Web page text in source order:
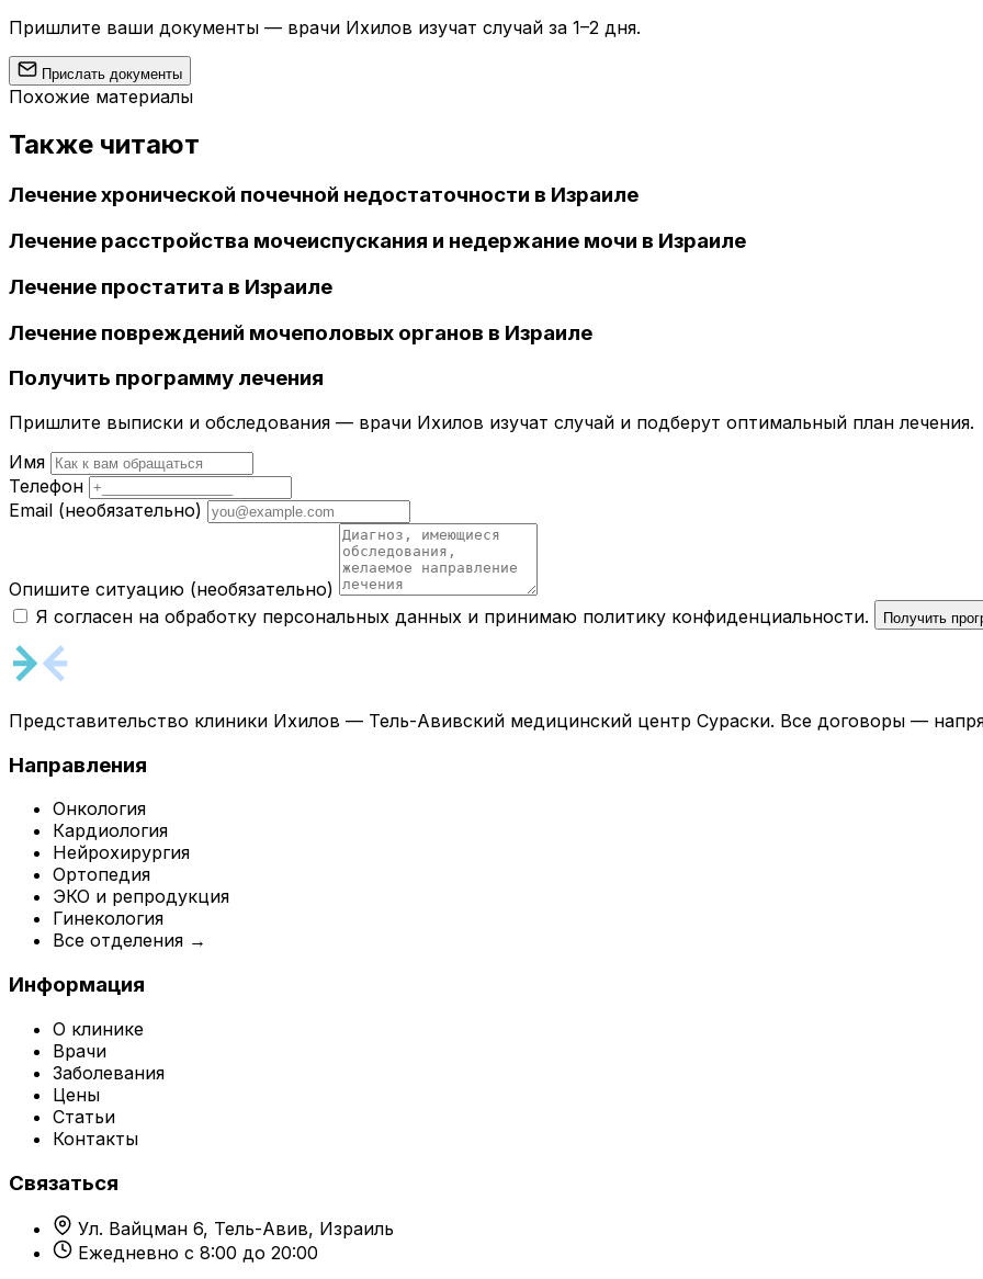
Пришлите ваши документы — врачи Ихилов изучат случай за 1–2 дня.
Прислать документы
Похожие материалы
Также читают
Лечение хронической почечной недостаточности в Израиле
Лечение расстройства мочеиспускания и недержание мочи в Израиле
Лечение простатита в Израиле
Лечение повреждений мочеполовых органов в Израиле
Получить программу лечения
Пришлите выписки и обследования — врачи Ихилов изучат случай и подберут оптимальный план лечения.
Имя
Телефон
Email (необязательно)
Опишите ситуацию (необязательно)
Я согласен на обработку персональных данных и принимаю политику конфиденциальности. Получить
Представительство клиники Ихилов — Тель-Авивский медицинский центр Сураски. Все договоры —
Направления
Онкология
Кардиология
Нейрохирургия
Ортопедия
ЭКО и репродукция
Гинекология
Все отделения →
Информация
О клинике
Врачи
Заболевания
Цены
Статьи
Контакты
Связаться
Ул. Вайцман 6, Тель-Авив, Израиль
Ежедневно с 8:00 до 20:00